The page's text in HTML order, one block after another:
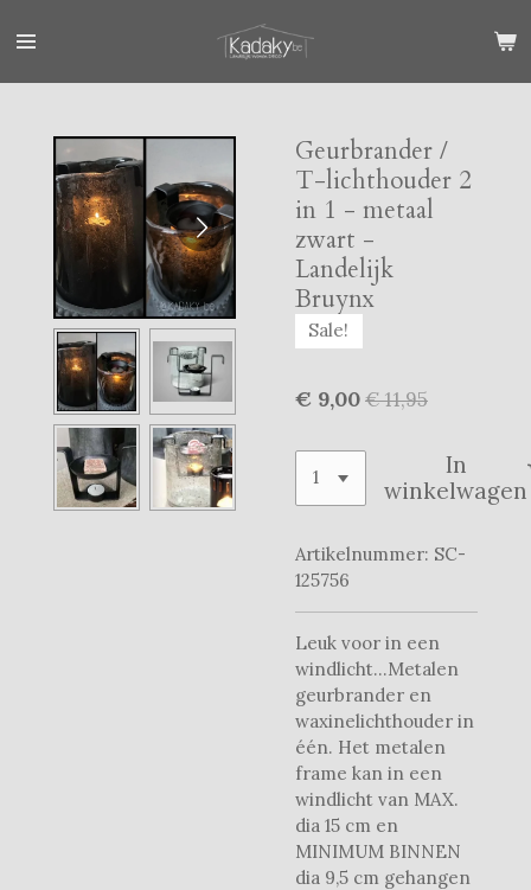
direct
Geurbrander /
T-lichthouder 2
in 1 - metaal
zwart -
Landelijk
Bruynx
Sale!
€ 9,00 € 11,95
In
winkelwagen
Artikelnummer: SC-
125756
Leuk voor in een
windlicht...Metalen
geurbrander en
waxinelichthouder in
één. Het metalen
frame kan in een
windlicht van MAX.
dia 15 cm en
MINIMUM BINNEN
dia 9,5 cm gehangen